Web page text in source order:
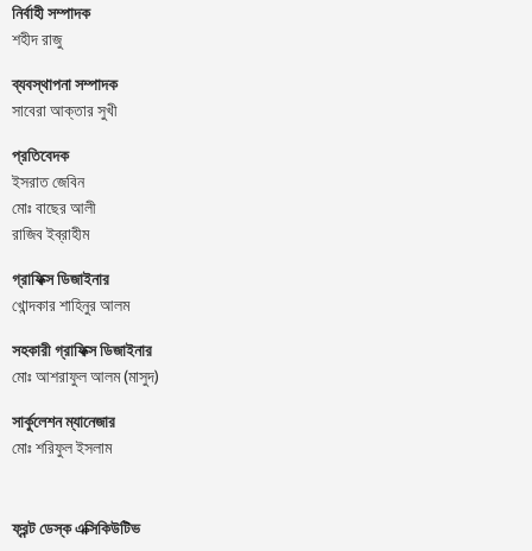
নির্বাহী সম্পাদক
শহীদ রাজু
ব্যবস্থাপনা সম্পাদক
সাবেরা আক্তার সুখী
প্রতিবেদক
ইসরাত জেবিন
মোঃ বাছের আলী
রাজিব ইব্রাহীম
গ্রাফিক্স ডিজাইনার
খোন্দকার শাহিনুর আলম
সহকারী গ্রাফিক্স ডিজাইনার
মোঃ আশরাফুল আলম (মাসুদ)
সার্কুলেশন ম্যানেজার
মোঃ শরিফুল ইসলাম
ফ্রন্ট ডেস্ক এক্সিকিউটিভ